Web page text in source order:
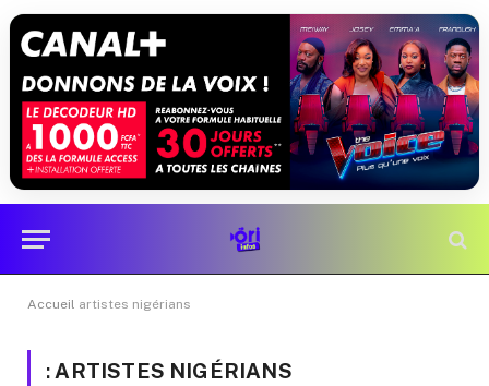
Accueil artistes nigérians
: ARTISTES NIGÉRIANS